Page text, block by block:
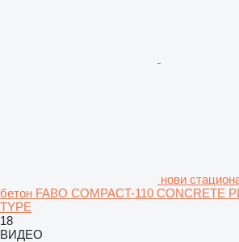
нови
бетон FABO COMPACT-110 CONCRETE
TYPE
18
ВИДЕО